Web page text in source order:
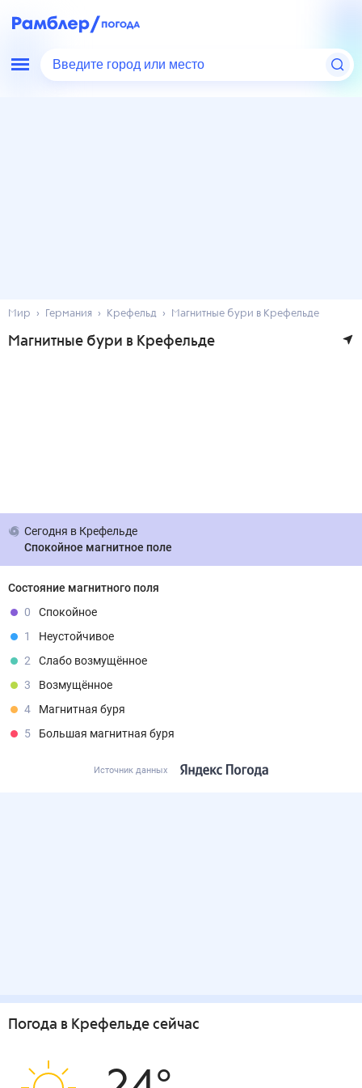
Введите город или место
Мир Германия Крефельд Магнитные бури в Крефельде
Магнитные бури в Крефельде
Сегодня в Крефельде
Спокойное магнитное поле
Состояние магнитного поля
0
Спокойное
1
Неустойчивое
2
Слабо возмущённое
3
Возмущённое
4
Магнитная буря
5
Большая магнитная буря
Источник данных
Погода в Крефельде сейчас